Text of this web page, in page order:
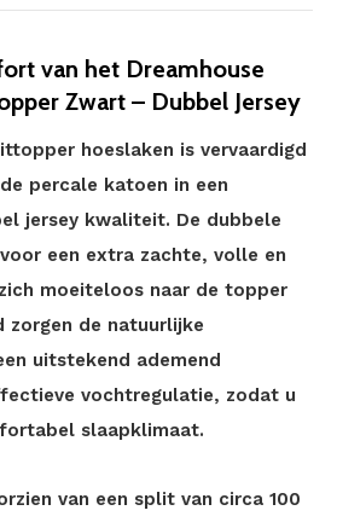
van het Dreamhouse
Zwart – Dubbel Jersey
hoeslaken is vervaardigd
percale katoen in een
jersey kwaliteit. De dubbele
een extra zachte, volle en
moeiteloos naar de topper
zorgen de natuurlijke
uitstekend ademend
vochtregulatie, zodat u
slaapklimaat.
van een split van circa 100